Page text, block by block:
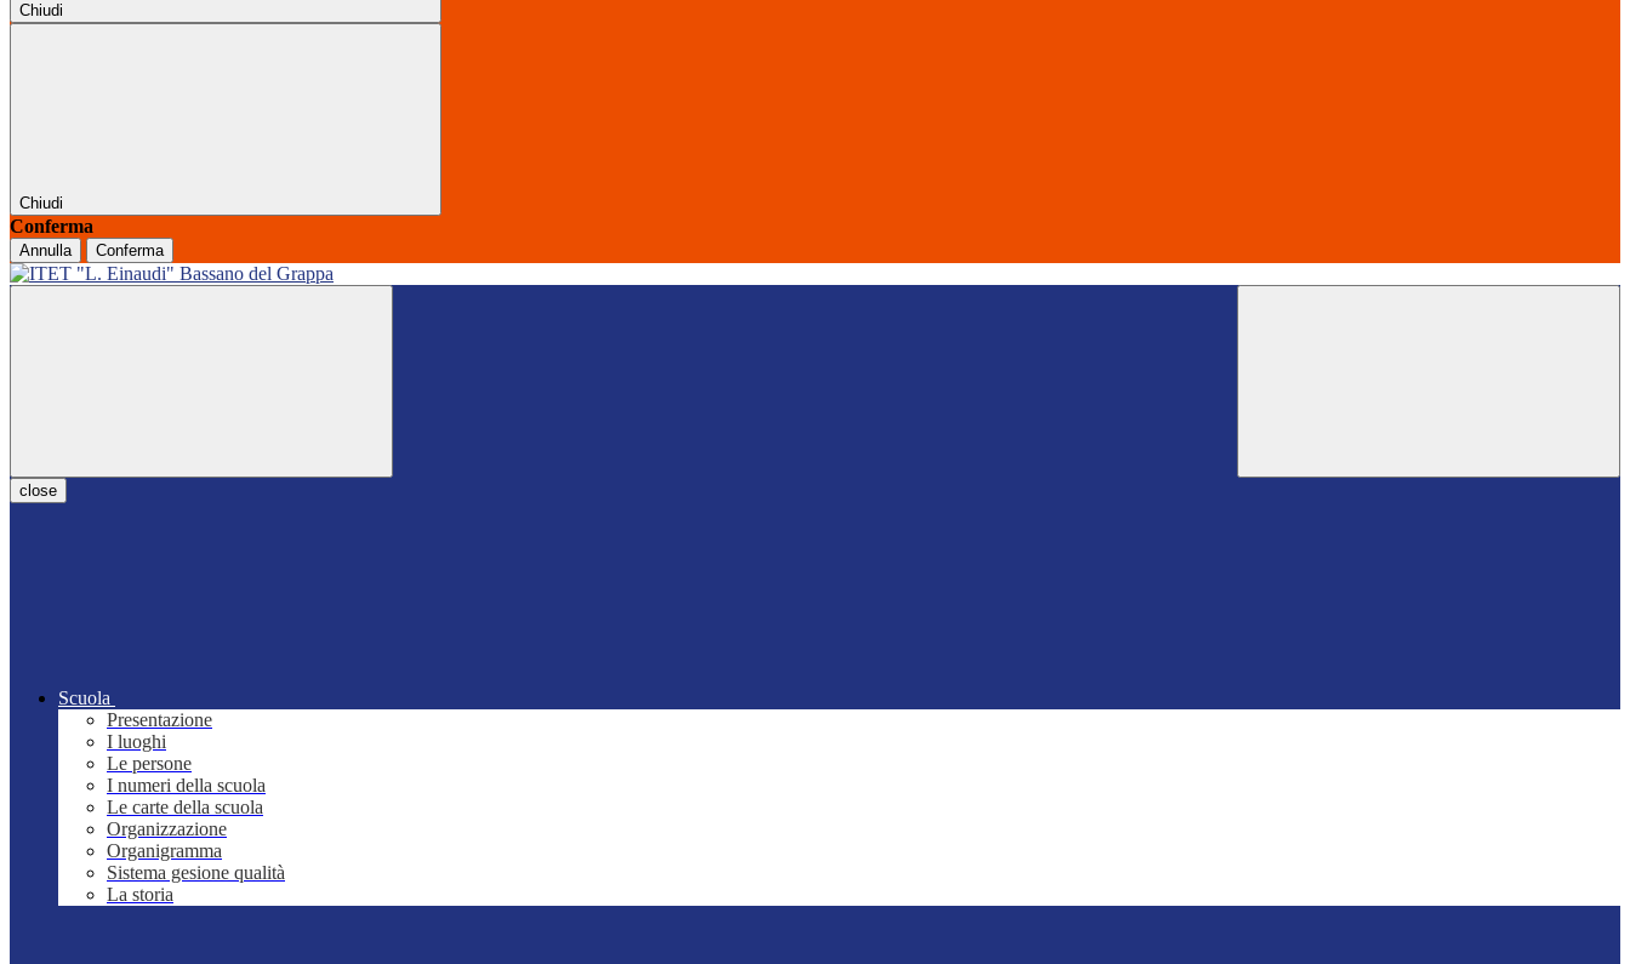
Chiudi
Chiudi
Conferma
Annulla Conferma
close
Scuola
Presentazione
I luoghi
Le persone
I numeri della scuola
Le carte della scuola
Organizzazione
Organigramma
Sistema gesione qualità
La storia